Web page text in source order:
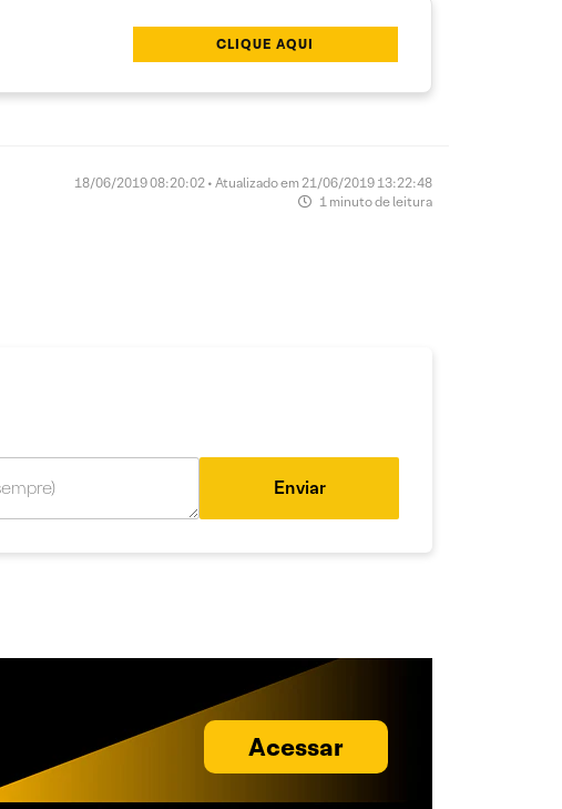
CLIQUE AQUI
18/06/2019 08:20:02 • Atualizado em 21/06/2019 13:22:48
1 minuto de leitura
Enviar
Acessar